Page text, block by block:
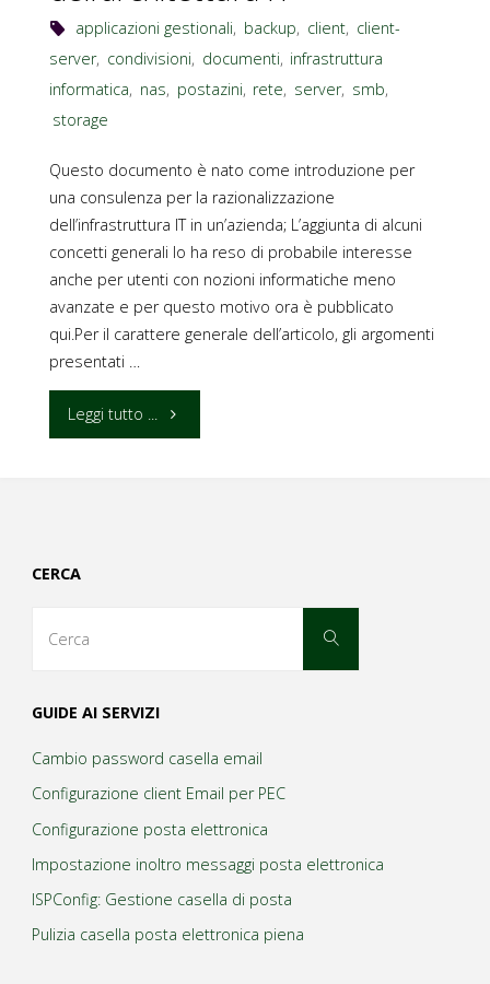
applicazioni gestionali, backup, client, client-
server, condivisioni, documenti, infrastruttura
informatica, nas, postazini, rete, server, smb,
storage
Questo documento è nato come introduzione per
una consulenza per la razionalizzazione
dell’infrastruttura IT in un’azienda; L’aggiunta di alcuni
concetti generali lo ha reso di probabile interesse
anche per utenti con nozioni informatiche meno
avanzate e per questo motivo ora è pubblicato
qui.Per il carattere generale dell’articolo, gli argomenti
presentati …
Leggi tutto ... "Appunti
CERCA
Cerca
GUIDE AI SERVIZI
Cambio password casella email
Configurazione client Email per PEC
Configurazione posta elettronica
Impostazione inoltro messaggi posta elettronica
ISPConfig: Gestione casella di posta
Pulizia casella posta elettronica piena